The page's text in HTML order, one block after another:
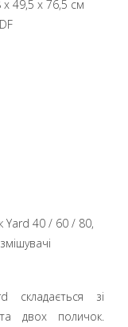
x 49,5 x 76,5 см
Yard 40 / 60 / 80,
складається зі
двох поличок.